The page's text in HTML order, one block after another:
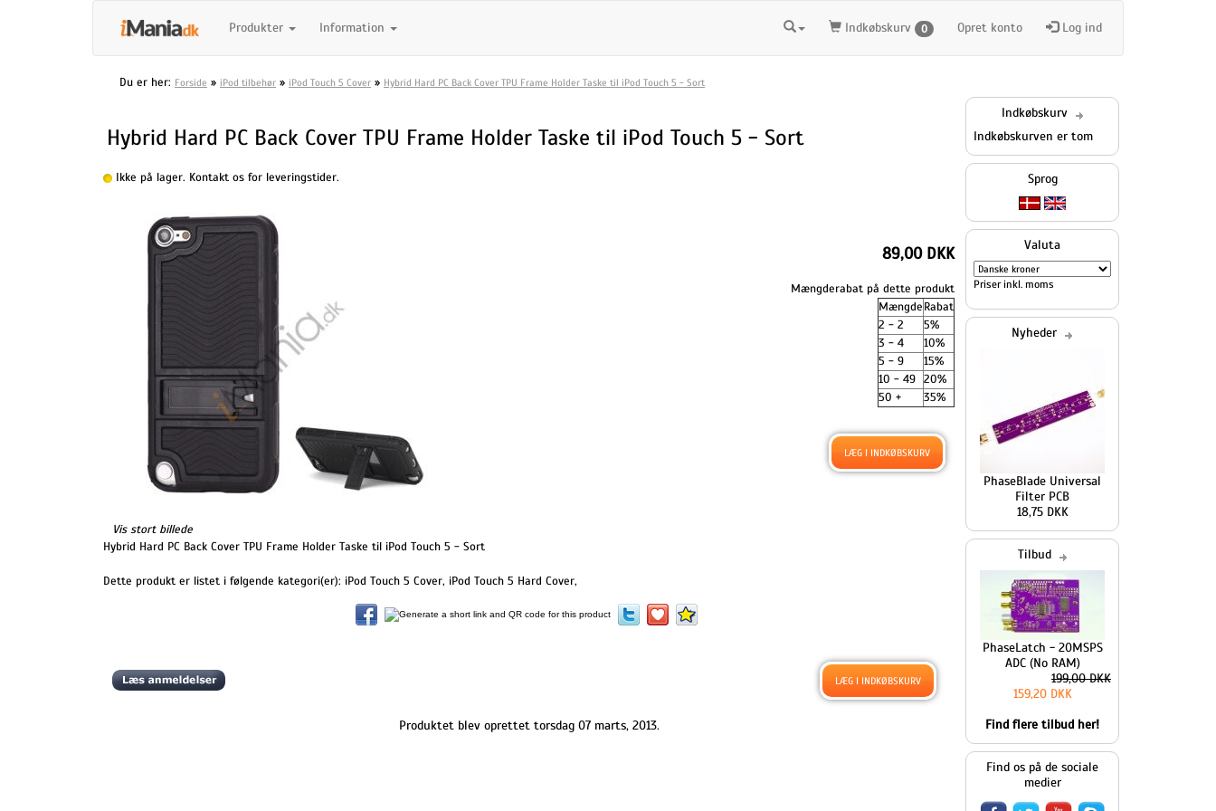
Produkter Information Indkøbskurv 0 Opret konto Log ind
Du er her: Forside » iPod tilbehør » iPod Touch 5 Cover » Hybrid Hard PC Back Cover TPU Frame Holder Taske til iPod Touch 5 - Sort
Hybrid Hard PC Back Cover TPU Frame Holder Taske til iPod Touch 5 - Sort
Ikke på lager. Kontakt os for leveringstider.
Vis stort billede
89,00 DKK
Mængderabat på dette produkt
MængdeRabat
2 - 2
5%
3 - 4
10%
5 - 9
15%
10 - 49 20%
50 +
35%
Hybrid Hard PC Back Cover TPU Frame Holder Taske til iPod Touch 5 - Sort
Dette produkt er listet i følgende kategori(er): iPod Touch 5 Cover, iPod Touch 5 Hard Cover,
Produktet blev oprettet torsdag 07 marts, 2013.
Indkøbskurv
Indkøbskurven er tom
Sprog
Valuta
Priser inkl. moms
Nyheder
PhaseBlade Universal
Filter PCB
18,75 DKK
Tilbud
PhaseLatch - 20MSPS
ADC (No RAM)
199,00 DKK
159,20 DKK
Find flere tilbud her!
Find os på de sociale
medier